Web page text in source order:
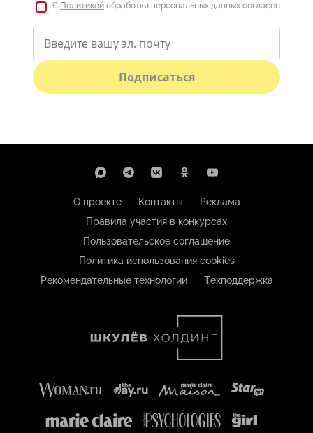
С Политикой обработки персональных данных согласен
Подписаться
О проекте Контакты
Реклама
Правила участия в конкурсах
Пользовательское соглашение
Политика использования cookies
Рекомендательные технологии
Техподдержка